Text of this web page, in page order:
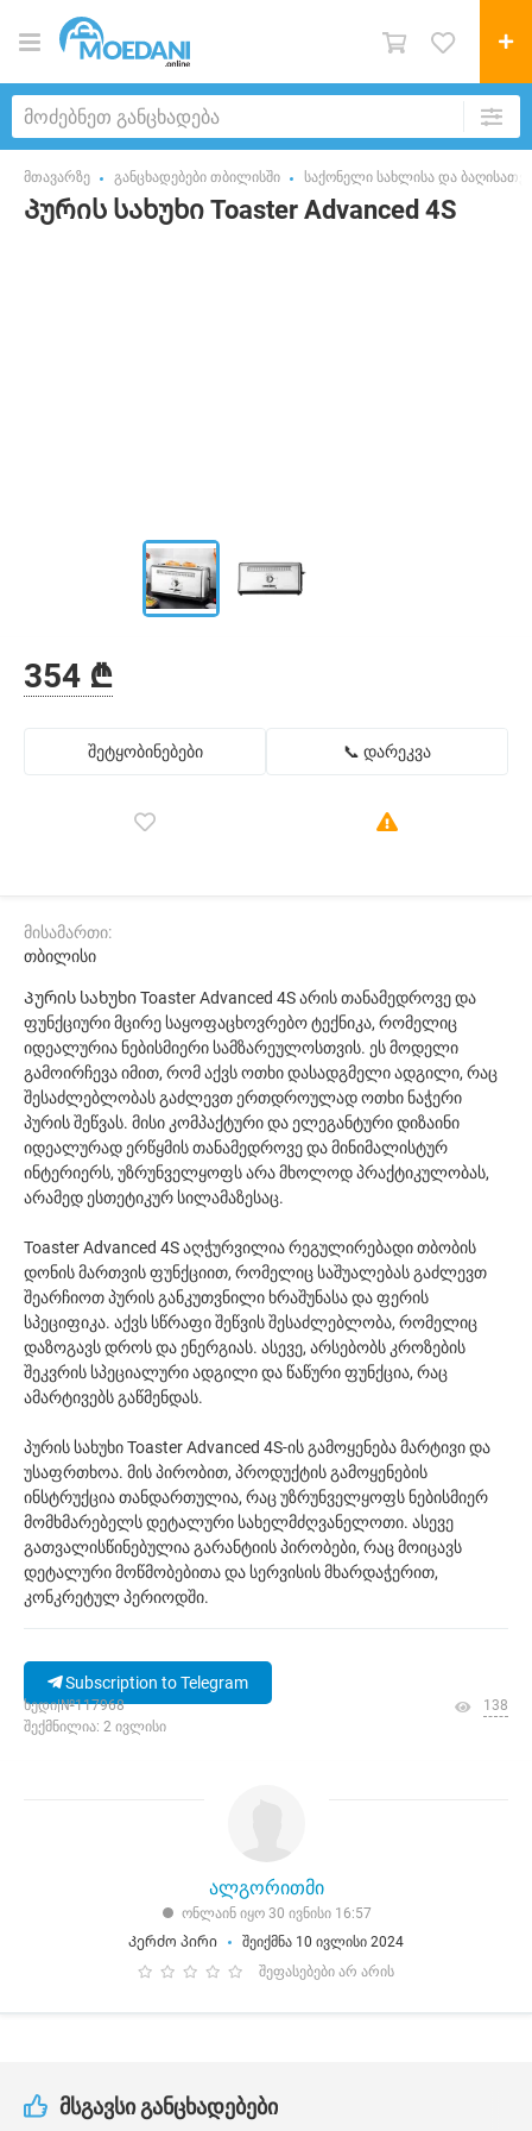
მთავარზე განცხადებები თბილისში საქონელი სახლისა და
Პურის სახუხი Toaster Advanced 4S
354 ₾
შეტყობინებები 📞 დარეკვა
მისამართი:
თბილისი
Პურის სახუხი Toaster Advanced 4S არის თანამედროვე და
ფუნქციური მცირე საყოფაცხოვრებო ტექნიკა, რომელიც
იდეალურია ნებისმიერი სამზარეულოსთვის. ეს მოდელი
გამოირჩევა იმით, რომ აქვს ოთხი დასადგმელი ადგილი, რაც
შესაძლებლობას გაძლევთ ერთდროულად ოთხი ნაჭერი
პურის შეწვას. მისი კომპაქტური და ელეგანტური დიზაინი
იდეალურად ერწყმის თანამედროვე და მინიმალისტურ
ინტერიერს, უზრუნველყოფს არა მხოლოდ პრაქტიკულობას,
არამედ ესთეტიკურ სილამაზესაც.
Toaster Advanced 4S აღჭურვილია რეგულირებადი თბობის
დონის მართვის ფუნქციით, რომელიც საშუალებას გაძლევთ
შეარჩიოთ პურის განკუთვნილი ხრაშუნასა და ფერის
სპეციფიკა. აქვს სწრაფი შეწვის შესაძლებლობა, რომელიც
დაზოგავს დროს და ენერგიას. ასევე, არსებობს კროზების
შეკვრის სპეციალური ადგილი და წაწური ფუნქცია, რაც
ამარტივებს გაწმენდას.
პურის სახუხი Toaster Advanced 4S-ის გამოყენება მარტივი და
უსაფრთხოა. მის პირობით, პროდუქტის გამოყენების
ინსტრუქცია თანდართულია, რაც უზრუნველყოფს ნებისმიერ
მომხმარებელს დეტალური სახელმძღვანელოთი. ასევე
გათვალისწინებულია გარანტიის პირობები, რაც მოიცავს
დეტალური მოწმობებითა და სერვისის მხარდაჭერით,
კონკრეტულ პერიოდში.
Subscription to Telegram
ხედი|№117968
შექმნილია: 2 ივლისი
138
ალგორითმი
ონლაინ იყო 30 ივნისი 16:57
Კერძო პირი
შეიქმნა 10 ივლისი 2024
შეფასებები არ არის
მსგავსი განცხადებები